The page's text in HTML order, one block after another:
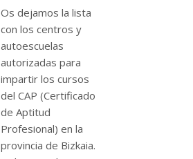
Os dejamos la lista
con los centros y
autoescuelas
autorizadas para
impartir los cursos
del CAP (Certificado
de Aptitud
Profesional) en la
provincia de Bizkaia.